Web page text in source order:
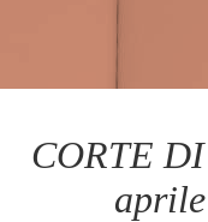
CORTE